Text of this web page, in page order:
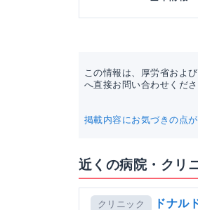
この情報は、厚労省およ
へ直接お問い合わせくださ
掲載内容にお気づきの点
近くの病院・クリ
クリニック ドナル